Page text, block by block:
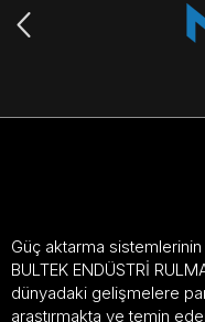
Güç aktarma sistemlerinin
BULTEK ENDÜSTRİ
dünyadaki gelişmelere
araştırmakta ve temin